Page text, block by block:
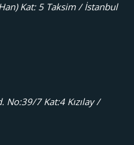
Kat: 5 Taksim / İstanbul
No:39/7 Kat:4 Kızılay /